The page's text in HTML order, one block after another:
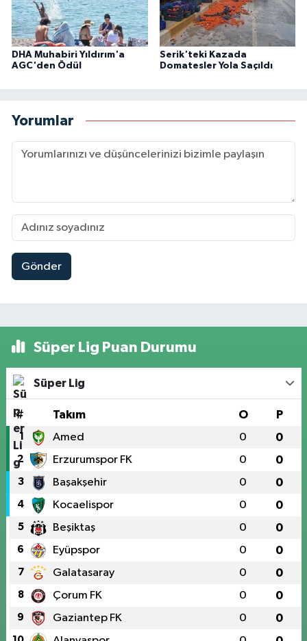
DHA Muhabiri Yıldırım'a
AGC'den Ödül
Serik'teki Kazada
Domatesler Yola Saçıldı
Yorumlar
Gönder
Süper Lig Puan Durumu
Süper Lig
# Takım O P
1 Amed 0 0
2 Erzurumspor FK 0 0
3 Başakşehir 0 0
4 Kocaelispor 0 0
5 Beşiktaş 0 0
6 Eyüpspor 0 0
7 Galatasaray 0 0
8 Çorum FK 0 0
9 Gaziantep FK 0 0